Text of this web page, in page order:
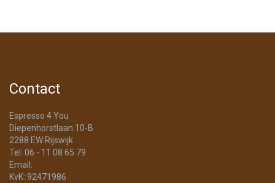
Contact
Espresso 4 You
Diepenhorstlaan 10-B
2288 EW Rijswijk
Tel: 06 - 11 08 65 79
Email:
KvK: 92471986